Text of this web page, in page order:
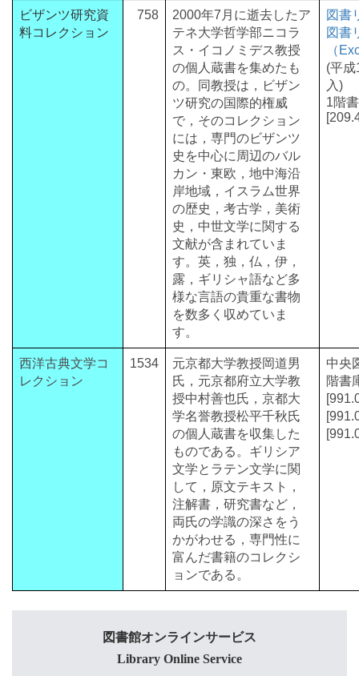
ビザンツ研究資
料コレクション
758
2000年7月に逝去したア
テネ大学哲学部ニコラ
ス・イコノミデス教授
の個人蔵書を集めたも
の。同教授は，ビザン
ツ研究の国際的権威
で，そのコレクション
には，専門のビザンツ
史を中心に周辺のバル
カン・東欧，地中海沿
岸地域，イスラム世界
の歴史，考古学，美術
史，中世文学に関する
文献が含まれていま
す。英，独，仏，伊，
露，ギリシャ語など多
様な言語の貴重な書物
を数多く収めていま
す。
図書
図書
（
(平
入)
1階
西洋古典文学コ
レクション
1534
元京都大学教授岡道男
氏，元京都府立大学教
授中村善也氏，京都大
学名誉教授松平千秋氏
の個人蔵書を収集した
ものである。ギリシア
文学とラテン文学に関
して，原文テキスト，
注解書，研究書など，
両氏の学識の深さをう
かがわせる，専門性に
富んだ書籍のコレクシ
ョンである。
中央
階書
図書館オンラインサービス
Library Online Service